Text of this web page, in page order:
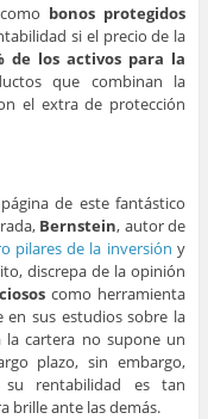
bonos protegidos
si el precio de la
de los activos para la
que combinan la
el extra de protección
de este fantástico
Bernstein, autor de
pilares de la inversión y
discrepa de la opinión
como herramienta
en sus estudios sobre la
cartera no supone un
plazo, sin embargo,
rentabilidad es tan
brille ante las demás.